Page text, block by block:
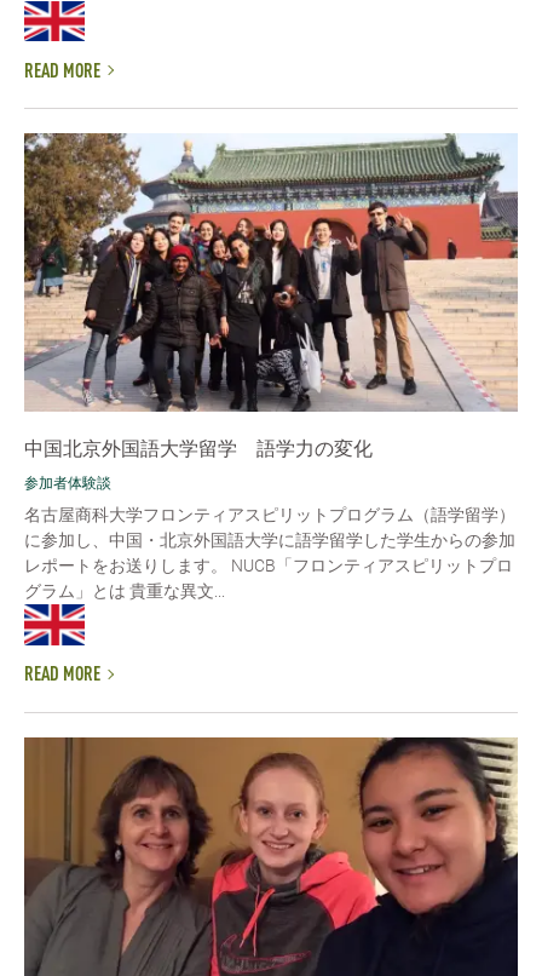
READ MORE
中国北京外国語大学留学 語学力の変化
参加者体験談
名古屋商科大学フロンティアスピリットプログラム（語学留学）
に参加し、中国・北京外国語大学に語学留学した学生からの参加
レポートをお送りします。 NUCB「フロンティアスピリットプロ
グラム」とは 貴重な異文...
READ MORE